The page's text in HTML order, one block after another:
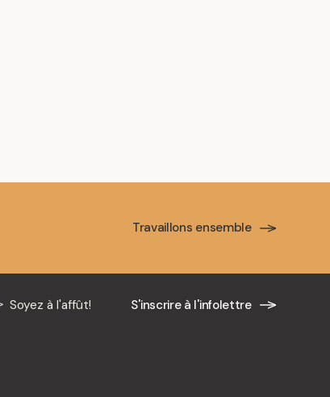
Travaillons ensemble
Soyez à l'affût! S'inscrire à l'infolettre